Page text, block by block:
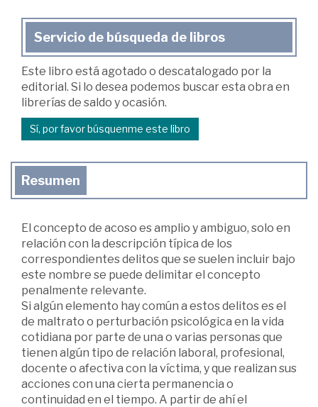
Servicio de búsqueda de libros
Este libro está agotado o descatalogado por la
editorial. Si lo desea podemos buscar esta obra en
librerías de saldo y ocasión.
Sí, por favor búsquenme este libro
Resumen
El concepto de acoso es amplio y ambiguo, solo en
relación con la descripción típica de los
correspondientes delitos que se suelen incluir bajo
este nombre se puede delimitar el concepto
penalmente relevante.
Si algún elemento hay común a estos delitos es el
de maltrato o perturbación psicológica en la vida
cotidiana por parte de una o varias personas que
tienen algún tipo de relación laboral, profesional,
docente o afectiva con la víctima, y que realizan sus
acciones con una cierta permanencia o
continuidad en el tiempo. A partir de ahí el